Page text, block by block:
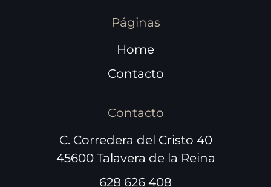
Páginas
Home
Contacto
Contacto
C. Corredera del Cristo 40
45600 Talavera de la Reina
628 626 408